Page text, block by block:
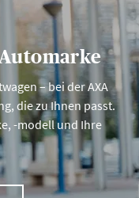
– bei der AXA
die zu Ihnen passt.
-modell und Ihre